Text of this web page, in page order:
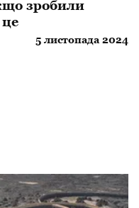
зробили
5 листопада 2024